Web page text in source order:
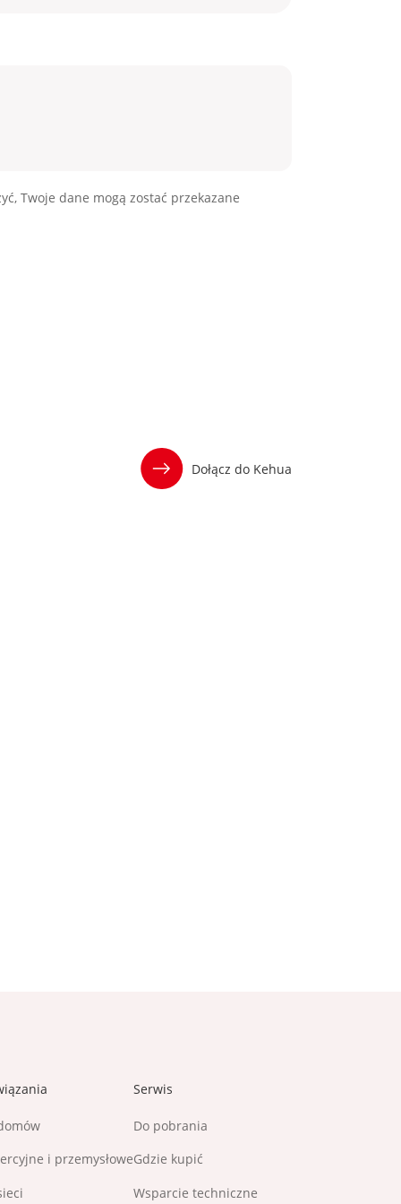
Twoje dane mogą zostać przekazane
Dołącz do Kehua
i przemysłowe
Serwis
Do pobrania
Gdzie kupić
Wsparcie techniczne